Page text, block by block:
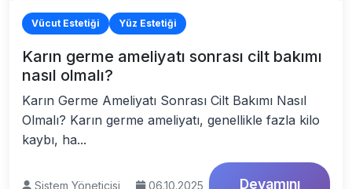
Vücut Estetiği Yüz Estetiği
Karın germe ameliyatı sonrası cilt bakımı
nasıl olmalı?
Karın Germe Ameliyatı Sonrası Cilt Bakımı Nasıl
Olmalı? Karın germe ameliyatı, genellikle fazla kilo
kaybı, ha...
Sistem Yöneticisi
06.10.2025
Devamını